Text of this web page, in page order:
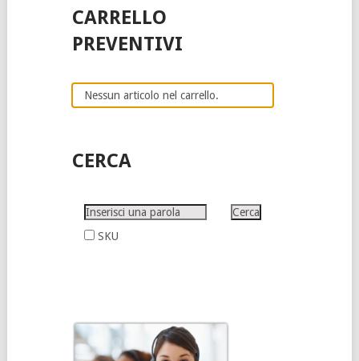
CARRELLO
PREVENTIVI
Nessun articolo nel carrello.
CERCA
SKU